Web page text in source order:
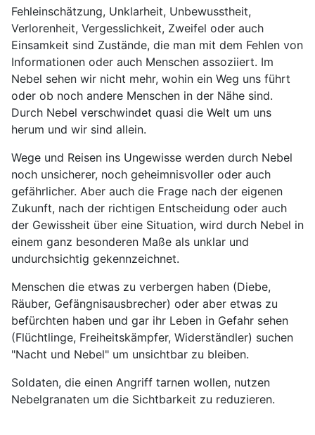
Fehleinschätzung, Unklarheit, Unbewusstheit,
Verlorenheit, Vergesslichkeit, Zweifel oder auch
Einsamkeit sind Zustände, die man mit dem Fehlen von
Informationen oder auch Menschen assoziiert. Im
Nebel sehen wir nicht mehr, wohin ein Weg uns führt
oder ob noch andere Menschen in der Nähe sind.
Durch Nebel verschwindet quasi die Welt um uns
herum und wir sind allein.
Wege und Reisen ins Ungewisse werden durch Nebel
noch unsicherer, noch geheimnisvoller oder auch
gefährlicher. Aber auch die Frage nach der eigenen
Zukunft, nach der richtigen Entscheidung oder auch
der Gewissheit über eine Situation, wird durch Nebel in
einem ganz besonderen Maße als unklar und
undurchsichtig gekennzeichnet.
Menschen die etwas zu verbergen haben (Diebe,
Räuber, Gefängnisausbrecher) oder aber etwas zu
befürchten haben und gar ihr Leben in Gefahr sehen
(Flüchtlinge, Freiheitskämpfer, Widerständler) suchen
"Nacht und Nebel" um unsichtbar zu bleiben.
Soldaten, die einen Angriff tarnen wollen, nutzen
Nebelgranaten um die Sichtbarkeit zu reduzieren.